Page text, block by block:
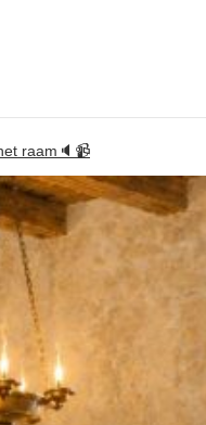
raam🔈📹